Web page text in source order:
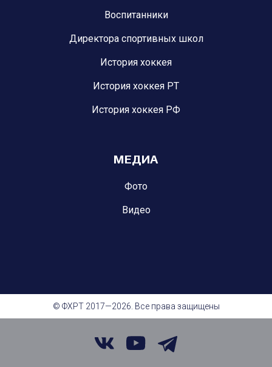
Воспитанники
Директора спортивных школ
История хоккея
История хоккея РТ
История хоккея РФ
МЕДИА
Фото
Видео
© ФХРТ 2017—2026. Все права защищены